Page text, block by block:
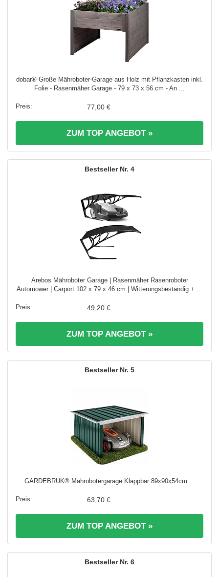
dobar® Große Mähroboter-Garage aus Holz mit Pflanzkasten inkl.
Folie - Rasenmäher Garage - 79 x 73 x 56 cm - An ...
77,00 €
ZUM TOP ANGEBOT »
4
Arebos Mähroboter Garage | Rasenmäher Rasenroboter
Automower | Carport 102 x 79 x 46 cm | Witterungsbeständig + ...
49,20 €
ZUM TOP ANGEBOT »
5
GARDEBRUK® Mährobotergarage Klappbar 89x90x54cm ...
63,70 €
ZUM TOP ANGEBOT »
6